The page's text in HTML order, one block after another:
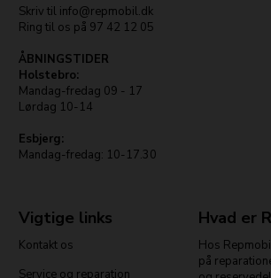
Skriv til info@repmobil.dk
Ring til os på 97 42 12 05
ÅBNINGSTIDER
Holstebro:
Mandag-fredag 09 - 17
Lørdag 10-14
Esbjerg:
Mandag-fredag: 10-17.30
Vigtige links
Kontakt os
Service og reparation
Hvad er
Hos
på